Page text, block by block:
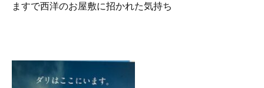
ますで西洋のお屋敷に招かれた気持ち